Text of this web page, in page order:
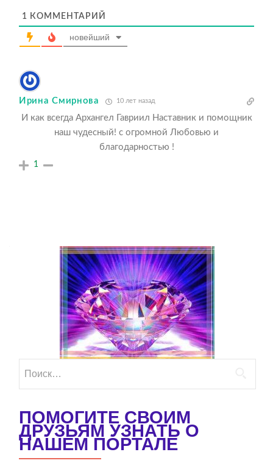
1 КОММЕНТАРИЙ
новейший
Ирина Смирнова 10 лет назад
И как всегда Архангел Гавриил Наставник и помощник
наш чудесный! с огромной Любовью и
благодарностью !
1
ПОМОГИТЕ СВОИМ
ДРУЗЬЯМ УЗНАТЬ О
НАШЕМ ПОРТАЛЕ